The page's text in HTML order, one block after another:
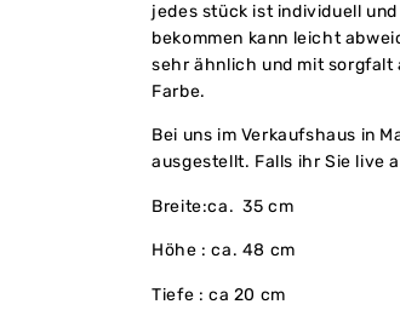
jedes stück ist individuell
bekommen kann leicht
sehr ähnlich und mit
Farbe.
Bei uns im Verkaufshaus in
ausgestellt. Falls ihr Sie live
Breite:ca. 35 cm
Höhe : ca. 48 cm
Tiefe : ca 20 cm